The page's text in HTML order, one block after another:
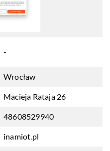
-
Wrocław
Macieja Rataja 26
48608529940
inamiot.pl